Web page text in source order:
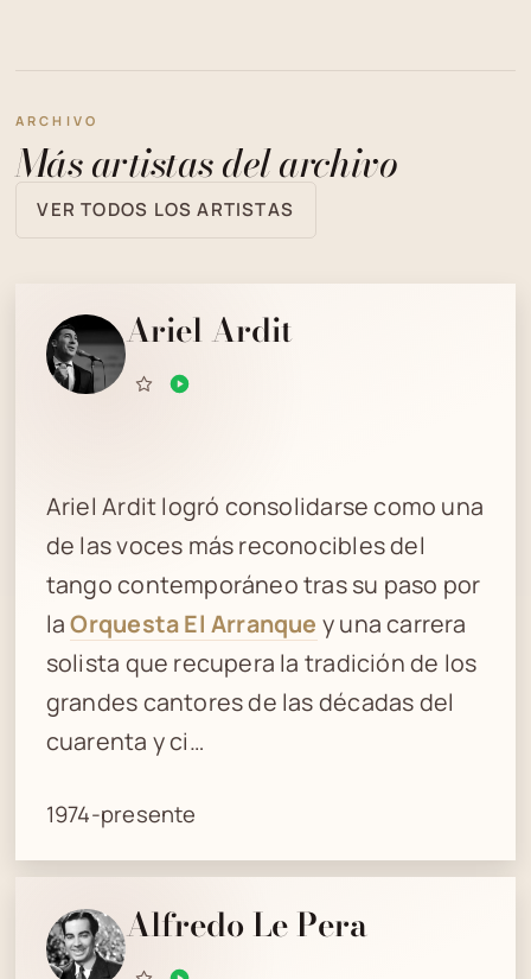
ARCHIVO
Más artistas del archivo
VER TODOS LOS ARTISTAS
Ariel Ardit
Ariel Ardit logró consolidarse como una
de las voces más reconocibles del
tango contemporáneo tras su paso por
laOrquesta El Arranque y una carrera
solista que recupera la tradición de los
grandes cantores de las décadas del
cuarenta y ci…
1974-presente
Alfredo Le Pera